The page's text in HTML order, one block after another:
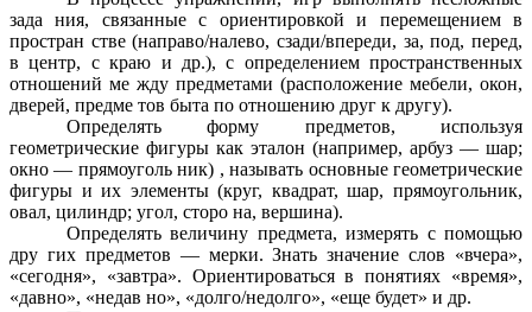
зада ния, связанные с ориентировкой и перемещением в
простран стве (направо/налево, сзади/впереди, за, под, перед,
в центр, с краю и др.), с определением пространственных
отношений ме жду предметами (расположение мебели, окон,
дверей, предме тов быта по отношению друг к другу).
Определять форму предметов, используя
геометрические фигуры как эталон (например, арбуз — шар;
окно — прямоуголь ник) , называть основные геометрические
фигуры и их элементы (круг, квадрат, шар, прямоугольник,
овал, цилиндр; угол, сторо на, вершина).
Определять величину предмета, измерять с помощью
дру гих предметов — мерки. Знать значение слов «вчера»,
«сегодня», «завтра». Ориентироваться в понятиях «время»,
«давно», «недав но», «долго/недолго», «еще будет» и др.